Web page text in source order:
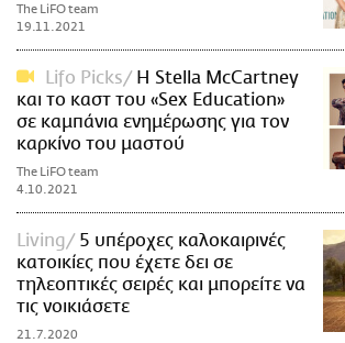
The LiFO team
19.11.2021
Lifo Picks
Η Stella McCartney
και το καστ του «Sex Education»
σε καμπάνια ενημέρωσης για τον
καρκίνο του μαστού
The LiFO team
4.10.2021
Living
5 υπέροχες καλοκαιρινές
κατοικίες που έχετε δει σε
τηλεοπτικές σειρές και μπορείτε να
τις νοικιάσετε
21.7.2020